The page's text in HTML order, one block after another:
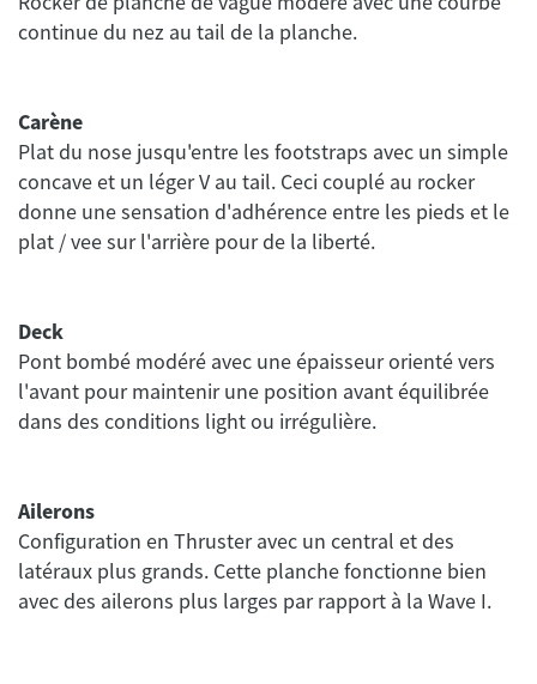
Carène
Plat du nose jusqu'entre les footstraps avec un simple
concave et un léger V au tail. Ceci couplé au rocker
donne une sensation d'adhérence entre les pieds et le
Deck
Pont bombé modéré avec une épaisseur orienté vers
l'avant pour maintenir une position avant équilibrée
Ailerons
Configuration en Thruster avec un central et des
latéraux plus grands. Cette planche fonctionne bien